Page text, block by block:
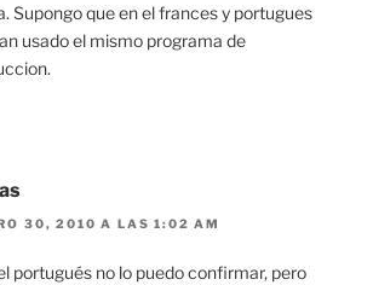
Supongo que en el frances y portugues
usado el mismo programa de
30, 2010 A LAS 1:02 AM
portugués no lo puedo confirmar, pero